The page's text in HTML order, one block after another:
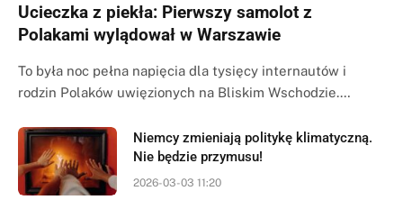
Ucieczka z piekła: Pierwszy samolot z
Polakami wylądował w Warszawie
To była noc pełna napięcia dla tysięcy internautów i
rodzin Polaków uwięzionych na Bliskim Wschodzie.…
Niemcy zmieniają politykę klimatyczną.
Nie będzie przymusu!
2026-03-03 11:20